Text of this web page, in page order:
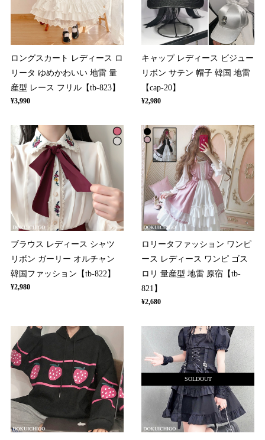
ロングスカート レディース ロ
リータ ゆめかわいい 地雷 量
産型 レース フリル【tb-823】
¥3,990
キャップ レディース ビジュー
リボン サテン 帽子 韓国 地雷
【cap-20】
¥2,980
ブラウス レディース シャツ
リボン ガーリー オルチャン
韓国ファッション【tb-822】
¥2,980
ロリータファッション ワンピ
ース レディース ワンピ ゴス
ロリ 量産型 地雷 原宿【tb-
821】
¥2,680
SOLDOUT